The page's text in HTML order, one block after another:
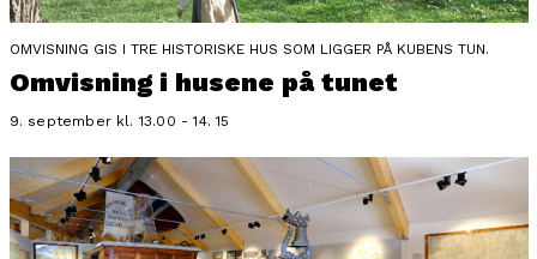
OMVISNING GIS I TRE HISTORISKE HUS SOM LIGGER PÅ KUBENS TUN.
Omvisning i husene på tunet
9. september kl. 13.00 - 14. 15